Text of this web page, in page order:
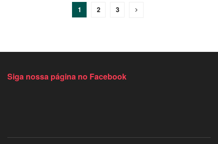
1 2 3
Siga nossa página no Facebook